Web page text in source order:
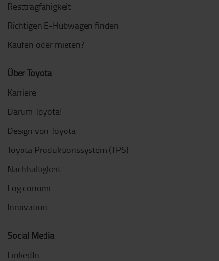
Resttragfähigkeit
Richtigen E-Hubwagen finden
Kaufen oder mieten?
Über Toyota
Karriere
Darum Toyota!
Design von Toyota
Toyota Produktionssystem (TPS)
Nachhaltigkeit
Logiconomi
Innovation
Social Media
LinkedIn